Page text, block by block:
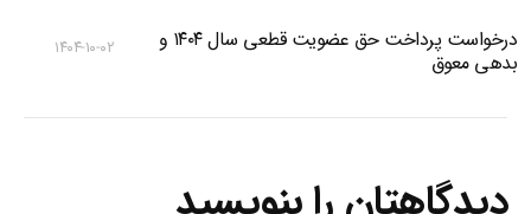
درخواست پرداخت حق عضویت قطعی سال ۱۴۰۴ و
بدهی معوق
۱۴۰۴-۱۰-۰۲